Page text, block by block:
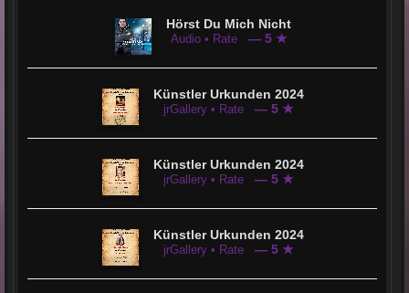
Hörst Du Mich Nicht
Audio • Rate — 5 ★
Künstler Urkunden 2024
jrGallery • Rate — 5 ★
Künstler Urkunden 2024
jrGallery • Rate — 5 ★
Künstler Urkunden 2024
jrGallery • Rate — 5 ★